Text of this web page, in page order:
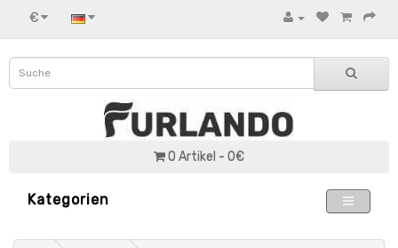
€
0 Artikel - 0€
Kategorien